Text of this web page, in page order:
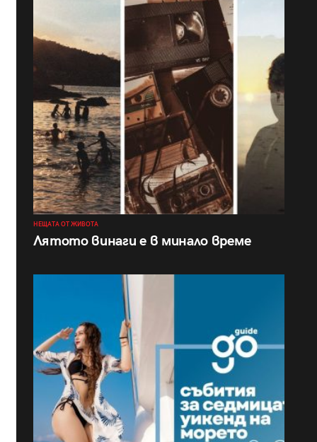
НЕЩАТА ОТ ЖИВОТА
Лятото винаги е в минало време